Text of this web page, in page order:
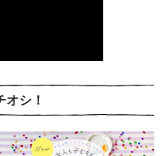
シ！